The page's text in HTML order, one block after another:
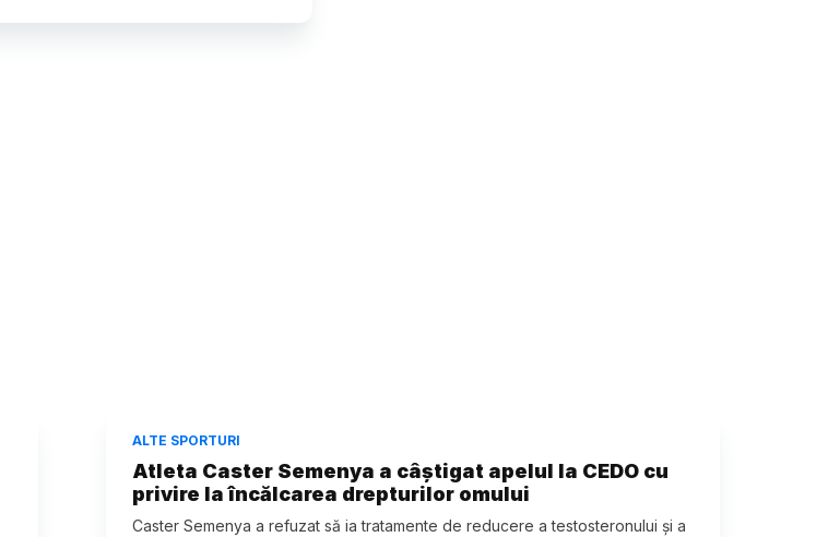
ALTE SPORTURI
Atleta Caster Semenya a câştigat apelul la CEDO cu
privire la încălcarea drepturilor omului
Caster Semenya a refuzat să ia tratamente de reducere a testosteronului și a